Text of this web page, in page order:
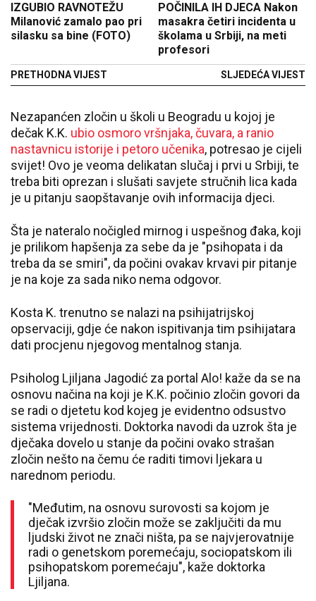
IZGUBIO RAVNOTEŽU
Milanović zamalo pao pri
silasku sa bine (FOTO)
PRETHODNA VIJEST
POČINILA IH DJECA Nakon
masakra četiri incidenta u
školama u Srbiji, na meti
profesori
SLJEDEĆA VIJEST
Nezapanćen zločin u školi u Beogradu u kojoj je
dečak K.K. ubio osmoro vršnjaka, čuvara, a ranio
nastavnicu istorije i petoro učenika, potresao je cijeli
svijet! Ovo je veoma delikatan slučaj i prvi u Srbiji, te
treba biti oprezan i slušati savjete stručnih lica kada
je u pitanju saopštavanje ovih informacija djeci.
Šta je nateralo nočigled mirnog i uspešnog đaka, koji
je prilikom hapšenja za sebe da je "psihopata i da
treba da se smiri", da počini ovakav krvavi pir pitanje
je na koje za sada niko nema odgovor.
Kosta K. trenutno se nalazi na psihijatrijskoj
opservaciji, gdje će nakon ispitivanja tim psihijatara
dati procjenu njegovog mentalnog stanja.
Psiholog Ljiljana Jagodić za portal Alo! kaže da se na
osnovu načina na koji je K.K. počinio zločin govori da
se radi o djetetu kod kojeg je evidentno odsustvo
sistema vrijednosti. Doktorka navodi da uzrok šta je
dječaka dovelo u stanje da počini ovako strašan
zločin nešto na čemu će raditi timovi ljekara u
narednom periodu.
"Međutim, na osnovu surovosti sa kojom je
dječak izvršio zločin može se zaključiti da mu
ljudski život ne znači ništa, pa se najvjerovatnije
radi o genetskom poremećaju, sociopatskom ili
psihopatskom poremećaju", kaže doktorka
Ljiljana.